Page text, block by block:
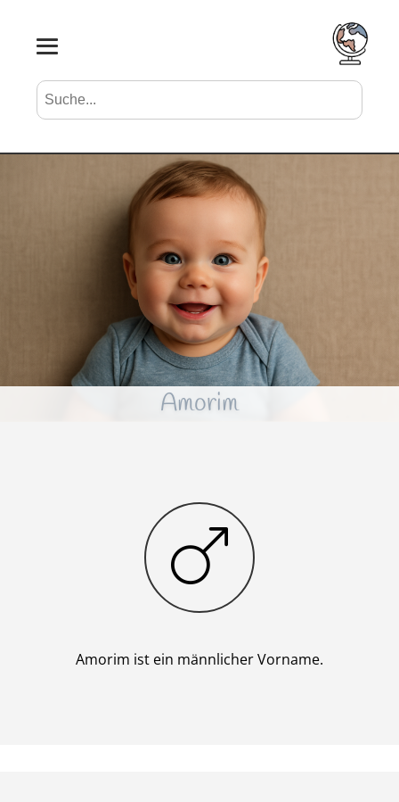
Suche nach Vornamen Search
Amorim
Junge
Amorim ist ein männlicher Vorname.